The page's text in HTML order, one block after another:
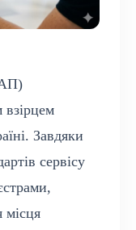
взірцем
Завдяки
сервісу
місця